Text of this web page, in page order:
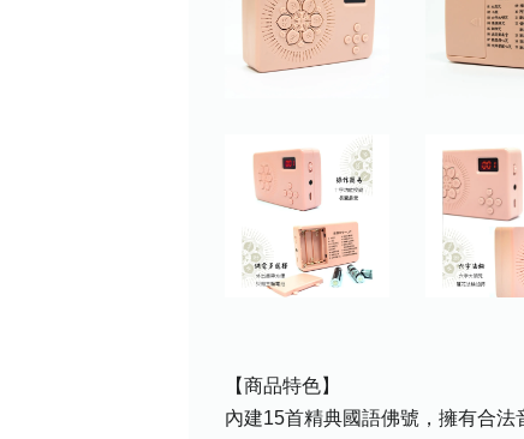
【商品特色】
內建15首精典國語佛號，擁有合